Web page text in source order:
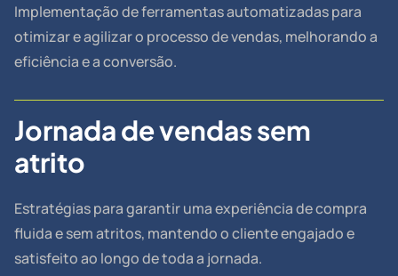
Implementação de ferramentas automatizadas para
otimizar e agilizar o processo de vendas, melhorando a
eficiência e a conversão.
Jornada de vendas sem
atrito
Estratégias para garantir uma experiência de compra
fluida e sem atritos, mantendo o cliente engajado e
satisfeito ao longo de toda a jornada.